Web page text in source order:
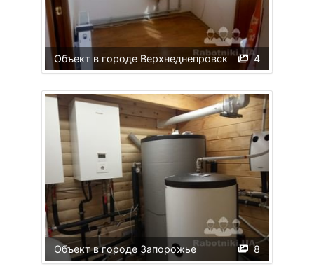
4
Объект в городе Верхнеднепровск
8
Объект в городе Запорожье